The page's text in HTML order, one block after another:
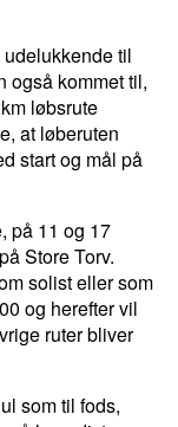
til
også kommet til,
løbsrute
at løberuten
start og mål på
på 11 og 17
Store Torv.
solist eller som
og herefter vil
ruter bliver
som til fods,